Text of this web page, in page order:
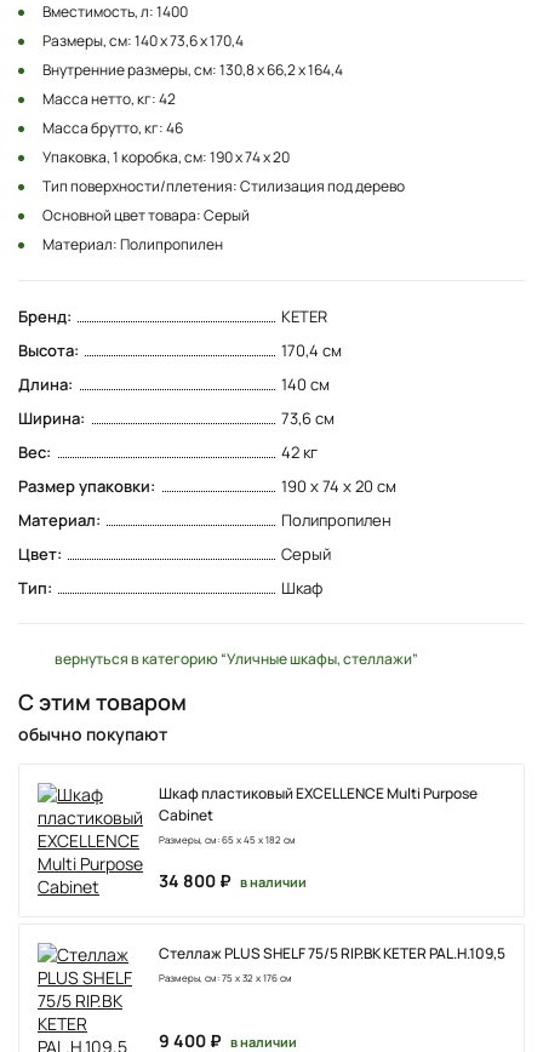
Вместимость, л: 1400
Размеры, см: 140 х 73,6 х 170,4
Внутренние размеры, см: 130,8 х 66,2 х 164,4
Масса нетто, кг: 42
Масса брутто, кг: 46
Упаковка, 1 коробка, см: 190 х 74 х 20
Тип поверхности/плетения: Стилизация под дерево
Основной цвет товара: Cерый
Материал: Полипропилен
Бренд:
KETER
Высота:
170,4 см
Длина:
140 см
Ширина:
73,6 см
Вес:
42 кг
Размер упаковки:
190 х 74 х 20 см
Материал:
Полипропилен
Цвет:
Серый
Тип:
Шкаф
вернуться в категорию “Уличные шкафы, стеллажи”
С этим товаром
обычно покупают
Шкаф пластиковый EXCELLENCE Multi Purpose
Cabinet
Размеры, см: 65 x 45 x 182 см
34 800 ₽ в наличии
Стеллаж PLUS SHELF 75/5 RIP.BK KETER PAL.H.109,5
Размеры, см: 75 x 32 x 176 см
9 400 ₽ в наличии